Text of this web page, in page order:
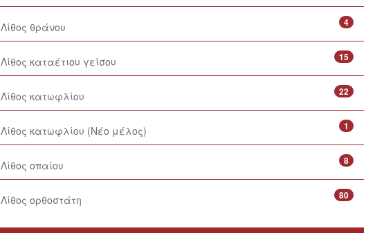
Λίθος θράνου 4
Λίθος καταέτιου γείσου 15
Λίθος κατωφλίου 22
Λίθος κατωφλίου (Νέο μέλος) 1
Λίθος οπαίου 8
Λίθος ορθοστάτη 80